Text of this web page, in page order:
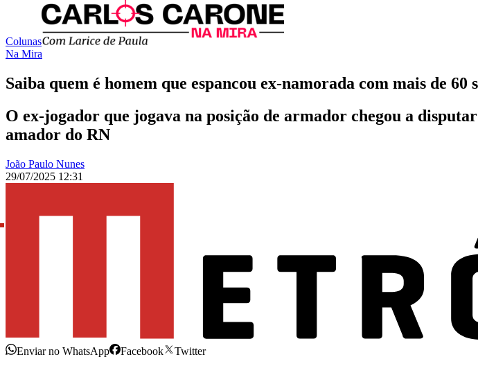
Colunas
Na Mira
Saiba quem é homem que espancou ex-namorada com mais de 60
O ex-jogador que jogava na posição de armador chegou a
amador do RN
João Paulo Nunes
29/07/2025 12:31
Enviar no WhatsApp Facebook
Twitter